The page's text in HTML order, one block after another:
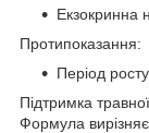
Екзокринна
Протипоказання:
Період росту,
Підтримка
Формула